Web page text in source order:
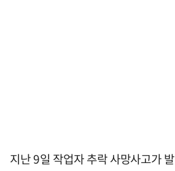
지난 9일 작업자 추락 사망사고가